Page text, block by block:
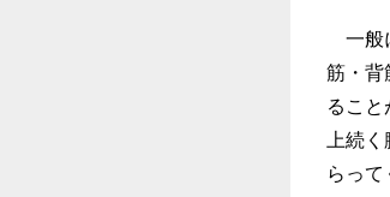
一般
筋・背
るこ
上続
らって